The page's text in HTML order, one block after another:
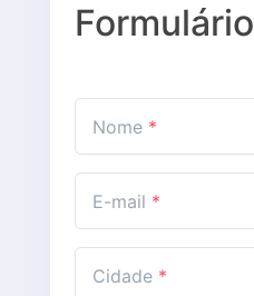
Formulário
Nome *
E-mail *
Cidade *